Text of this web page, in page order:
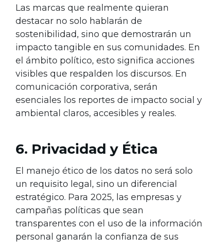
Las marcas que realmente quieran
destacar no solo hablarán de
sostenibilidad, sino que demostrarán un
impacto tangible en sus comunidades. En
el ámbito político, esto significa acciones
visibles que respalden los discursos. En
comunicación corporativa, serán
esenciales los reportes de impacto social y
ambiental claros, accesibles y reales.
6. Privacidad y Ética
El manejo ético de los datos no será solo
un requisito legal, sino un diferencial
estratégico. Para 2025, las empresas y
campañas políticas que sean
transparentes con el uso de la información
personal ganarán la confianza de sus